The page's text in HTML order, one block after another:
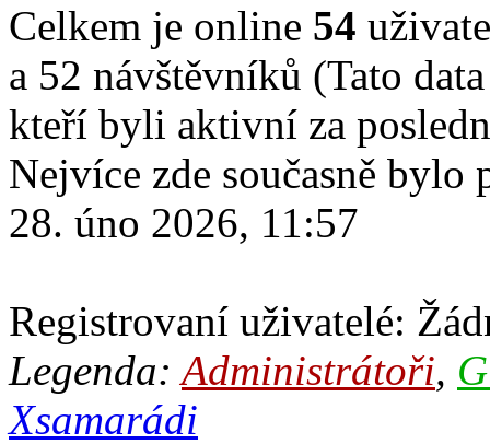
Celkem je online 54
a 52 návštěvníků (Tato
kteří byli aktivní za
Nejvíce zde současně
28. úno 2026, 11:57
Registrovaní uživatelé:
Legenda:Administrátoři,
Xsamarádi